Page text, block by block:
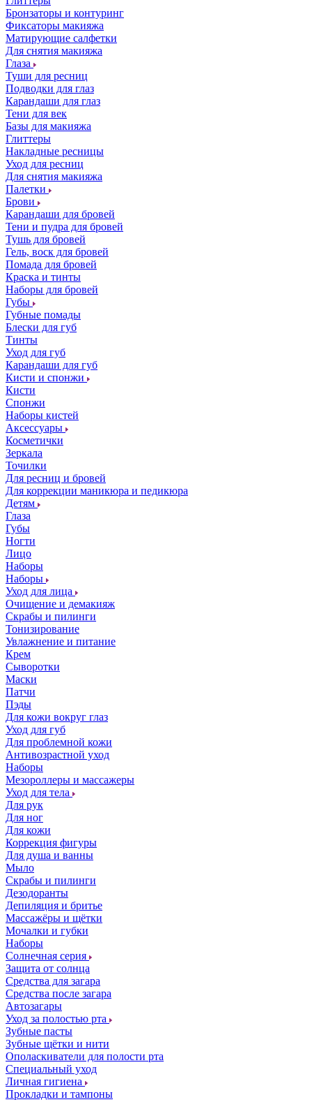
Бронзаторы и контуринг
Фиксаторы макияжа
Матирующие салфетки
Для снятия макияжа
Глаза
Туши для ресниц
Подводки для глаз
Карандаши для глаз
Тени для век
Базы для макияжа
Глиттеры
Накладные ресницы
Уход для ресниц
Для снятия макияжа
Палетки
Брови
Карандаши для бровей
Тени и пудра для бровей
Тушь для бровей
Гель, воск для бровей
Помада для бровей
Краска и тинты
Наборы для бровей
Губы
Губные помады
Блески для губ
Тинты
Уход для губ
Карандаши для губ
Кисти и спонжи
Кисти
Спонжи
Наборы кистей
Аксессуары
Косметички
Зеркала
Точилки
Для ресниц и бровей
Для коррекции маникюра и педикюра
Детям
Глаза
Губы
Ногти
Лицо
Наборы
Наборы
Уход для лица
Очищение и демакияж
Скрабы и пилинги
Тонизирование
Увлажнение и питание
Крем
Сыворотки
Маски
Патчи
Пэды
Для кожи вокруг глаз
Уход для губ
Для проблемной кожи
Антивозрастной уход
Наборы
Мезороллеры и массажеры
Уход для тела
Для рук
Для ног
Для кожи
Коррекция фигуры
Для душа и ванны
Мыло
Скрабы и пилинги
Дезодоранты
Депиляция и бритье
Массажёры и щётки
Мочалки и губки
Наборы
Солнечная серия
Защита от солнца
Средства для загара
Средства после загара
Автозагары
Уход за полостью рта
Зубные пасты
Зубные щётки и нити
Ополаскиватели для полости рта
Специальный уход
Личная гигиена
Прокладки и тампоны